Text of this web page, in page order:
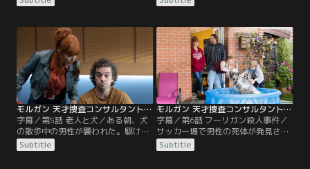
された」と警察にやって来た。別れ
ランジェオン。カラデックとモルガ
ンは、フランクが暮らす農園を訪
ね、フランクの遺体を発見する。フ
ランクがこの農園と宿の経営に失敗
し義父に借金しており、仲が悪かっ
たことが判明。
た友人のサロン経営者カミーユに事
ン。彼女の息子から、ファニーと言
い争っていた男がいたことを知り似
顔絵を作成。ファニーの学生の頃の
交際相手ロイックだと判明する。強
盗で服役中だったロイックは、先月
仮釈放されていたのだが…。
モルガン 天才捜査コンサルタントの殺人事件簿 シーズン1 第05話／字幕
字幕／第5話 老人と犬／ある朝、犬
の散歩中の男性が襲われた。駆け付
けた救急隊の処置で一命は取り留め
たものの植物状態に。被害に遭う
Subtitle
モルガン 天才捜査コンサルタントの殺人事件簿 シーズン1 第06話／字幕
字幕／第6話 フーリガン殺人事件／
サッカー場で男性の死体が発見され
た。その現場では職業体験学習とし
て来たモルガンの長女テアが勝手に
Subtitle